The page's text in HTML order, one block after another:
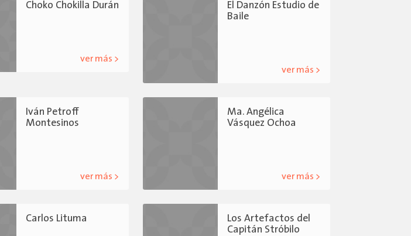
Choko Chokilla Durán
ver más >
El Danzón Estudio de
Baile
ver más >
Iván Petroff
Montesinos
ver más >
Ma. Angélica
Vásquez Ochoa
ver más >
Carlos Lituma
Los Artefactos del
Capitán Stróbilo